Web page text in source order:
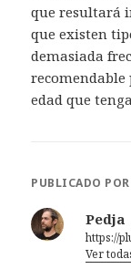
que resultará
que existen
demasiada
edad que
PUBLICADO POR
Pedja
https://
Ver